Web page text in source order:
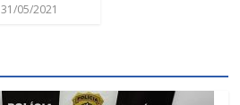
31/05/2021